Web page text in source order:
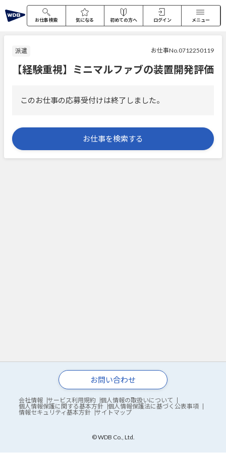
お仕事検索 気になる 初めての方へ ログイン メニュー
派遣 お仕事No.0712250119
【経験重視】ミニマルファブの装置開発評価
このお仕事の応募受付けは終了しました。
お仕事を検索する
お問い合わせ
会社情報 サービス利用規約
個人情報の取扱いについて
個人情報保護に関する基本方針
個人情報保護法に基づく公表事項
情報セキュリティ基本方針
サイトマップ
© WDB Co., Ltd.